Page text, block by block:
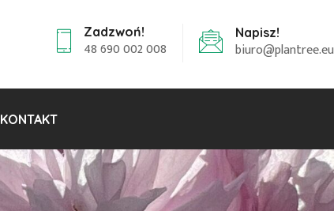
Zadzwoń!
48 690 002 008
Napisz!
biuro@plantree.eu
KONTAKT